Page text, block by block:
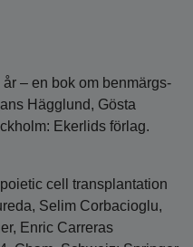
– en bok om benmärgs-
Hägglund, Gösta
Ekerlids förlag.
cell transplantation
Selim Corbacioglu,
Enric Carreras